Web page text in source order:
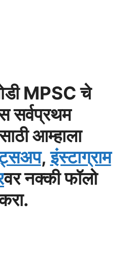
MPSC चे
सर्वप्रथम
आम्हाला
,इंस्टाग्राम
वर नक्की फॉलो